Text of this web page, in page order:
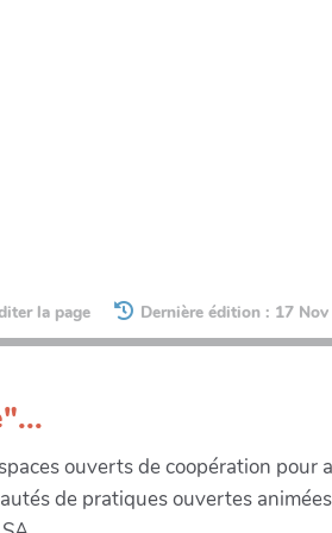
la page Dernière édition : 17